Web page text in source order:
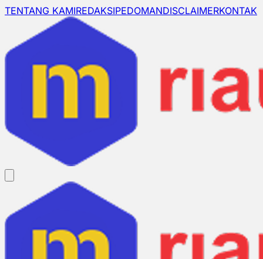
TENTANG KAMIREDAKSIPEDOMANDISCLAIMERKONTAK